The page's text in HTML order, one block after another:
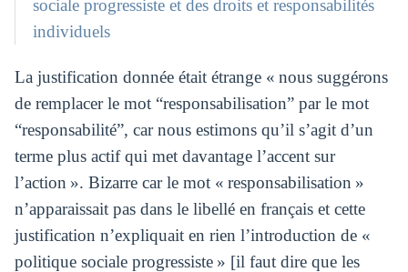
sociale progressiste et des droits et responsabilités
individuels
La justification donnée était étrange « nous suggérons
de remplacer le mot “responsabilisation” par le mot
“responsabilité”, car nous estimons qu’il s’agit d’un
terme plus actif qui met davantage l’accent sur
l’action ». Bizarre car le mot « responsabilisation »
n’apparaissait pas dans le libellé en français et cette
justification n’expliquait en rien l’introduction de «
politique sociale progressiste » [il faut dire que les